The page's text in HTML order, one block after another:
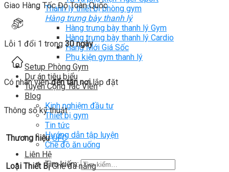
Thanh lý thiết bị phòng gym
Hàng trưng bày thanh lý
Hàng trưng bày thanh lý Gym
Hàng trưng bày thanh lý Cardio
Hàng Mới Giá Sốc
Phụ kiện gym thanh lý
Setup Phòng Gym
Dự án tiêu biểu
Tuyển Cộng Tác Viên
Blog
Kinh nghiệm đầu tư
Thiết bị gym
Tin tức
Hướng dẫn tập luyện
Chế độ ăn uống
Liên Hệ
Tìm kiếm:
Giao Hàng Tốc Độ Toàn Quốc
Lỗi 1 đổi 1 trong 30 ngày
Có nhân viênđến tận nơilắp đặt
Thông số kỹ thuật
Thương hiệu UFC
Loại Thiết Bị Ghế đa năng